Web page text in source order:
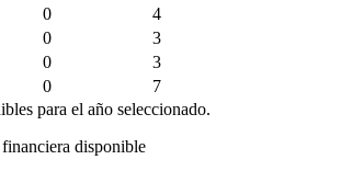
0
4
0
3
0
3
0
7
para el año seleccionado.
disponible